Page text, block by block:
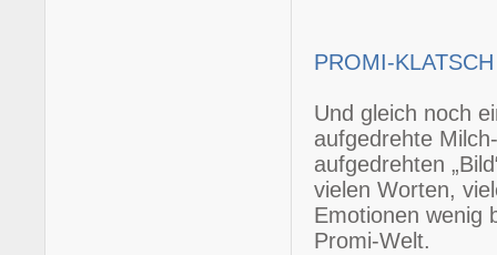
PROMI-
Und gleich noch
aufgedrehte
aufgedrehten
vielen Worten,
Emotionen wenig
Promi-Welt.